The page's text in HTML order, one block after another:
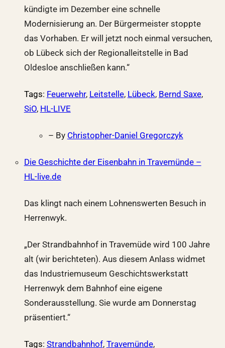
kündigte im Dezember eine schnelle
Modernisierung an. Der Bürgermeister stoppte
das Vorhaben. Er will jetzt noch einmal versuchen,
ob Lübeck sich der Regionalleitstelle in Bad
Oldesloe anschließen kann.“
Tags: Feuerwehr, Leitstelle, Lübeck, Bernd Saxe,
SiO, HL-LIVE
– By Christopher-Daniel Gregorczyk
Die Geschichte der Eisenbahn in Travemünde –
HL-live.de
Das klingt nach einem Lohnenswerten Besuch in
Herrenwyk.
„Der Strandbahnhof in Travemüde wird 100 Jahre
alt (wir berichteten). Aus diesem Anlass widmet
das Industriemuseum Geschichtswerkstatt
Herrenwyk dem Bahnhof eine eigene
Sonderausstellung. Sie wurde am Donnerstag
präsentiert.“
Tags: Strandbahnhof, Travemünde,